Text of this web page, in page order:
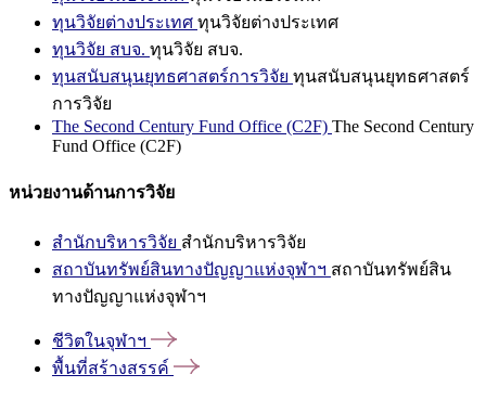
ทุนวิจัยต่างประเทศ ทุนวิจัยต่างประเทศ
ทุนวิจัย สบจ. ทุนวิจัย สบจ.
ทุนสนับสนุนยุทธศาสตร์การวิจัย ทุนสนับสนุนยุทธศาสตร์
การวิจัย
The Second Century Fund Office (C2F) The Second Century
Fund Office (C2F)
หน่วยงานด้านการวิจัย
สำนักบริหารวิจัย สำนักบริหารวิจัย
สถาบันทรัพย์สินทางปัญญาแห่งจุฬาฯ สถาบันทรัพย์สิน
ทางปัญญาแห่งจุฬาฯ
ชีวิตในจุฬาฯ
พื้นที่สร้างสรรค์